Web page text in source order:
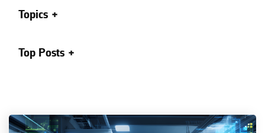
Topics
Top Posts